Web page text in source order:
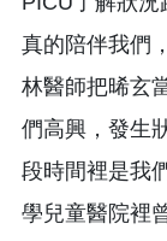
真的陪伴我們
林醫師把晞玄
們高興，發生
段時間裡是我
學兒童醫院裡